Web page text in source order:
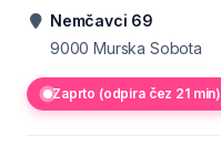
Nemčavci 69
9000 Murska Sobota
Zaprto (odpira čez 21 min)